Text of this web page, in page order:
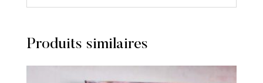
Produits similaires